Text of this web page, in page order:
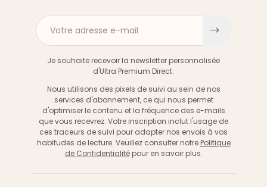
Votre adresse e-mail
Je souhaite recevoir la newsletter personnalisée
d'Ultra Premium Direct.
Nous utilisons des pixels de suivi au sein de nos
services d'abonnement, ce qui nous permet
d'optimiser le contenu et la fréquence des e-mails
que vous recevrez. Votre inscription inclut l'usage de
ces traceurs de suivi pour adapter nos envois à vos
habitudes de lecture. Veuillez consulter notre Politique
de Confidentialitépour en savoir plus.